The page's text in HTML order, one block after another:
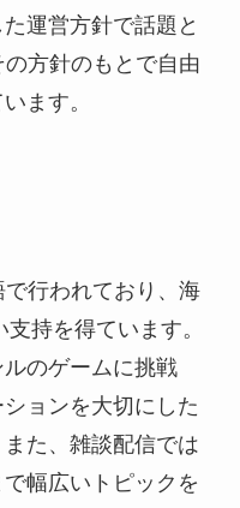
運営方針で話題と
方針のもとで自由
ます。
行われており、海
持を得ています。
のゲームに挑戦
ョンを大切にした
た、雑談配信では
幅広いトピックを